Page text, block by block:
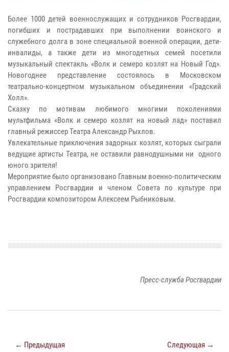
Более 1000 детей военнослужащих и сотрудников Росгвардии,
погибших и пострадавших при выполнении воинского и
служебного долга в зоне специальной военной операции, дети-
инвалиды, а также дети из многодетных семей посетили
музыкальный спектакль «Волк и семеро козлят на Новый Год».
Новогоднее представление состоялось в Московском
театрально-концертном музыкальном объединении «Градский
Холл».
Сказку по мотивам любимого многими поколениями
мультфильма «Волк и семеро козлят на новый лад» поставил
главный режиссер Театра Александр Рыхлов.
Увлекательные приключения задорных козлят, которых сыграли
ведущие артисты Театра, не оставили равнодушными ни одного
юного зрителя!
Мероприятие было организовано Главным военно-политическим
управлением Росгвардии и членом Совета по культуре при
Росгвардии композитором Алексеем Рыбниковым.
Пресс-служба Росгвардии
← Предыдущая Следующая →